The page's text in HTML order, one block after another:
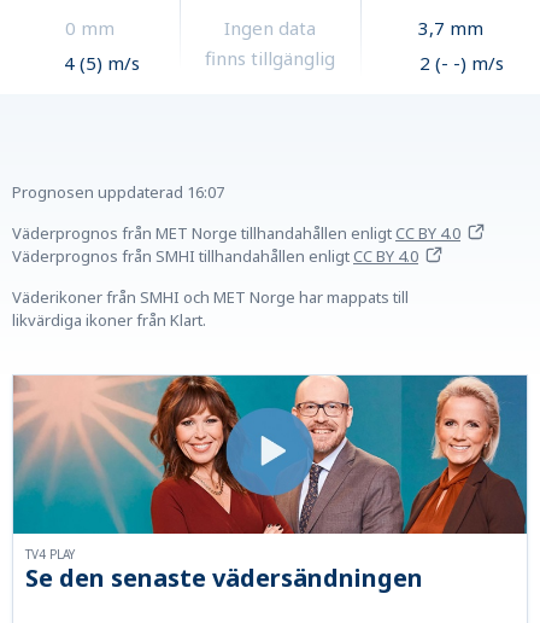
0 mm
4 (5) m/s
Ingen data
finns tillgänglig
3,7 mm
2 (- -) m/s
Prognosen uppdaterad 16:07
Väderprognos från MET Norge tillhandahållen enligtCC BY 4.0
Väderprognos från SMHI tillhandahållen enligtCC BY 4.0
Väderikoner från SMHI och MET Norge har mappats till
likvärdiga ikoner från Klart.
Se den senaste vädersändningen
TV4 PLAY